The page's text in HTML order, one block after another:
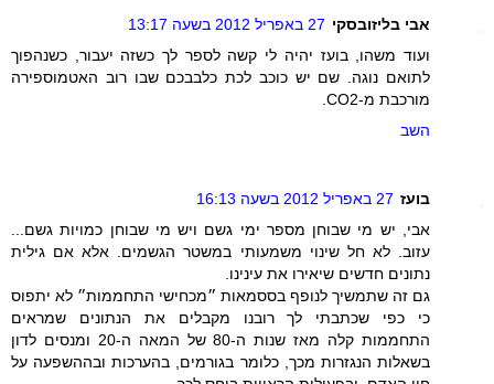
אבי בליזובסקי 27 באפריל 2012 בשעה 13:17
ועוד משהו, בועז יהיה לי קשה לספר לך כשזה יעבור, כשנהפוך
לתואם נוגה. שם יש כוכב לכת כלבבכם שבו רוב האטמוספירה
מורכבת מ-CO2.
השב
בועז 27 באפריל 2012 בשעה 16:13
אבי, יש מי שבוחן מספר ימי גשם ויש מי שבוחן כמויות גשם...
עזוב. לא חל שינוי משמעותי במשטר הגשמים. אלא אם גילית
נתונים חדשים שיאירו את עינינו.
גם זה שתמשיך לנופף בססמאות ״מכחישי התחממות״ לא יתפוס
כי כפי שכתבתי לך רובנו מקבלים את הנתונים שמראים
התחממות קלה מאז שנות ה-80 של המאה ה-20 ומנסים לדון
בשאלות הנגזרות מכך, כלומר בגורמים, בהערכות ובההשפעה על